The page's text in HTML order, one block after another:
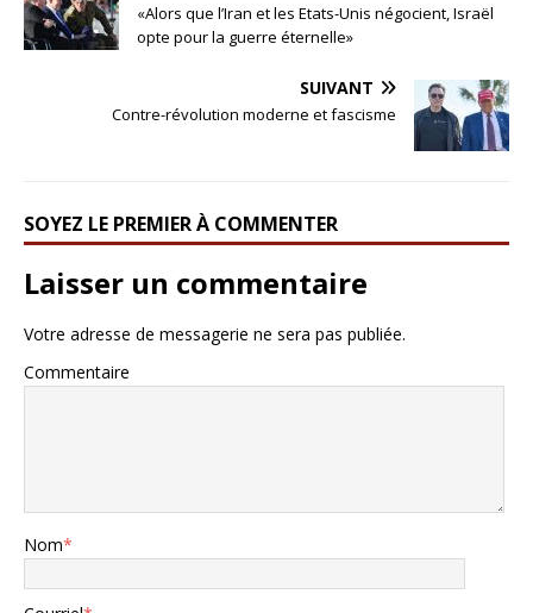
«Alors que l’Iran et les Etats-Unis négocient, Israël
opte pour la guerre éternelle»
SUIVANT
Contre-révolution moderne et fascisme
SOYEZ LE PREMIER À COMMENTER
Laisser un commentaire
Votre adresse de messagerie ne sera pas publiée.
Commentaire
Nom*